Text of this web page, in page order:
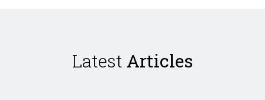
LatestArticles